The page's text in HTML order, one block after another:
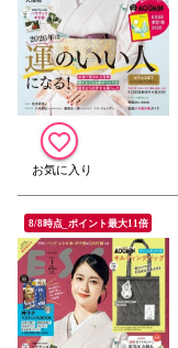
8/8時点_ポイント最大11倍